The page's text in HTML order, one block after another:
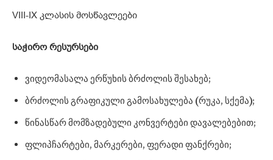
VIII-IX კლასის მოსწავლეები
საჭირორესურსები
ვიდეომასალა ერწუხის ბრძოლის შესახებ;
ბრძოლის გრაფიკული გამოსახულება (რუკა, სქემა);
წინასწარ მომზადებული კონვერტები დავალებებით;
ფლიპჩარტები, მარკერები, ფერადი ფანქრები;